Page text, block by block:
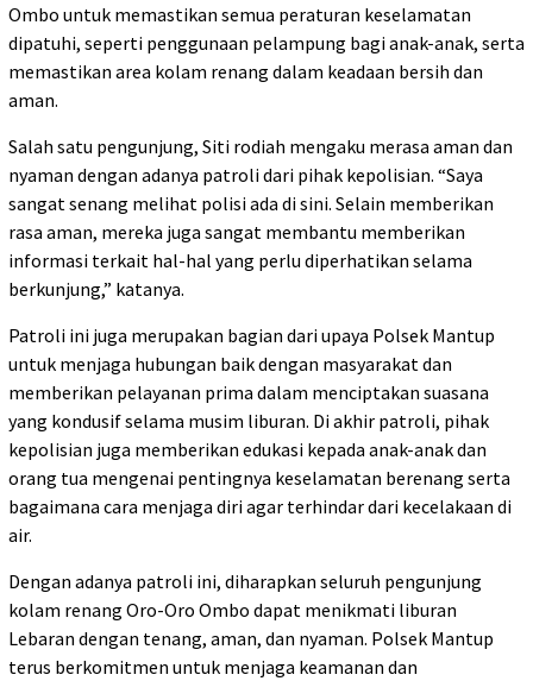
Ombo untuk memastikan semua peraturan keselamatan
dipatuhi, seperti penggunaan pelampung bagi anak-anak, serta
memastikan area kolam renang dalam keadaan bersih dan
aman.
Salah satu pengunjung, Siti rodiah mengaku merasa aman dan
nyaman dengan adanya patroli dari pihak kepolisian. “Saya
sangat senang melihat polisi ada di sini. Selain memberikan
rasa aman, mereka juga sangat membantu memberikan
informasi terkait hal-hal yang perlu diperhatikan selama
berkunjung,” katanya.
Patroli ini juga merupakan bagian dari upaya Polsek Mantup
untuk menjaga hubungan baik dengan masyarakat dan
memberikan pelayanan prima dalam menciptakan suasana
yang kondusif selama musim liburan. Di akhir patroli, pihak
kepolisian juga memberikan edukasi kepada anak-anak dan
orang tua mengenai pentingnya keselamatan berenang serta
bagaimana cara menjaga diri agar terhindar dari kecelakaan di
air.
Dengan adanya patroli ini, diharapkan seluruh pengunjung
kolam renang Oro-Oro Ombo dapat menikmati liburan
Lebaran dengan tenang, aman, dan nyaman. Polsek Mantup
terus berkomitmen untuk menjaga keamanan dan